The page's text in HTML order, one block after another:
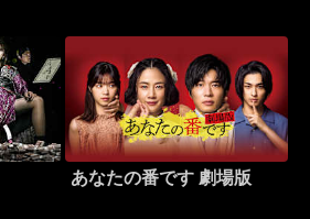
あなたの番です 劇場版